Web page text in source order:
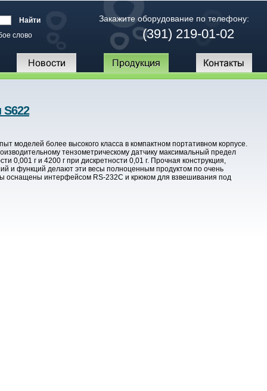
слово
Закажите оборудование по телефону:
(391) 219-01-02
моделей более высокого класса в компактном портативном корпусе.
тензометрическому датчику максимальный предел
0,001 г и 4200 г при дискретности 0,01 г. Прочная конструкция,
и функций делают эти весы полноценным продуктом по очень
оснащены интерфейсом RS-232C и крюком для взвешивания под